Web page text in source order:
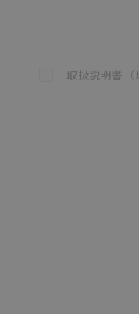
この資料を選択
取扱説明書（